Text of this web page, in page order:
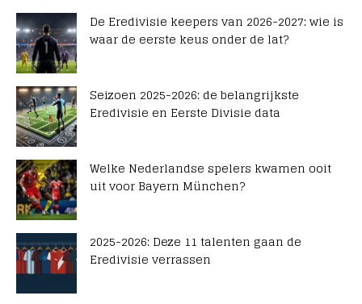
De Eredivisie keepers van 2026-2027: wie is
waar de eerste keus onder de lat?
Seizoen 2025-2026: de belangrijkste
Eredivisie en Eerste Divisie data
Welke Nederlandse spelers kwamen ooit
uit voor Bayern München?
2025-2026: Deze 11 talenten gaan de
Eredivisie verrassen